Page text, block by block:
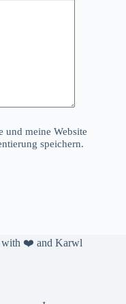
und meine Website
speichern.
with ❤️ and Karwl